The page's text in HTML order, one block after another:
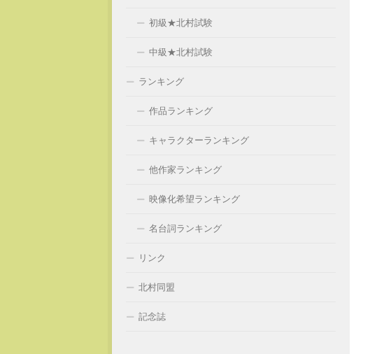
初級★北村試験
中級★北村試験
ランキング
作品ランキング
キャラクターランキング
他作家ランキング
映像化希望ランキング
名台詞ランキング
リンク
北村同盟
記念誌